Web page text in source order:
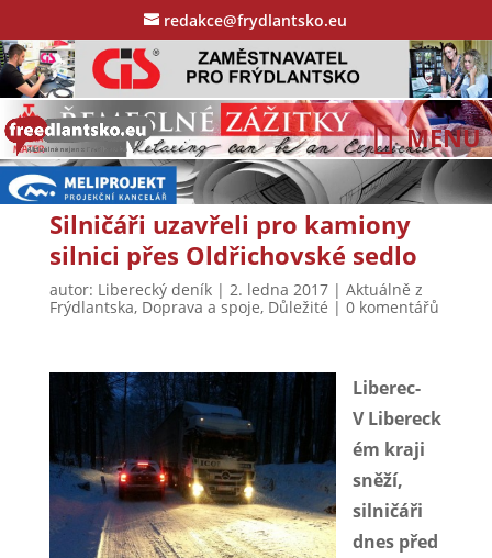
redakce@frydlantsko.eu
Silničáři uzavřeli pro kamiony
silnici přes Oldřichovské sedlo
autor: Liberecký deník| 2. ledna 2017| Aktuálně z
Frýdlantska, Doprava a spoje, Důležité | 0 komentářů
Liberec-
V Libereck
ém kraji
sněží,
silničáři
dnes před